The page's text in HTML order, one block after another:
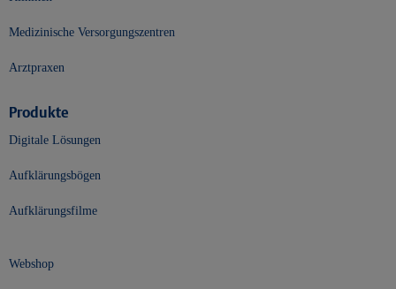
Medizinische Versorgungszentren
Arztpraxen
Produkte
Digitale Lösungen
Aufklärungsbögen
Aufklärungsfilme
Webshop